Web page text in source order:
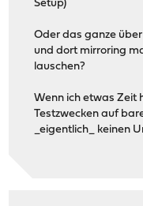
Setup)
Oder das ganze
und dort mirroring
lauschen?
Wenn ich etwas Zeit
Testzwecken auf
_eigentlich_ keinen